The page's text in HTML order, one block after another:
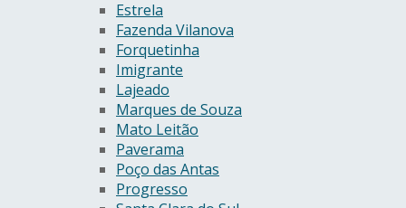
Estrela
Fazenda Vilanova
Forquetinha
Imigrante
Lajeado
Marques de Souza
Mato Leitão
Paverama
Poço das Antas
Progresso